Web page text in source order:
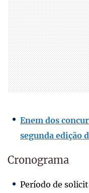
Enem dos
segunda edição
Cronograma
Período de